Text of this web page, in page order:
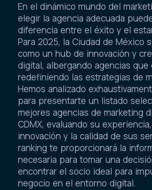
En el dinámico mundo del
elegir la agencia adecuada
diferencia entre el éxito y el
Para 2025, la Ciudad de México
como un hub de innovación y
digital, albergando agencias que
redefiniendo las estrategias de
Hemos analizado
para presentarte un listado
mejores agencias de marketing
CDMX, evaluando su
innovación y la calidad de sus
ranking te proporcionará la
necesaria para tomar una
encontrar el socio ideal para
negocio en el entorno digital.